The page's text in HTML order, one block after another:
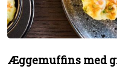
Æggemuffins med